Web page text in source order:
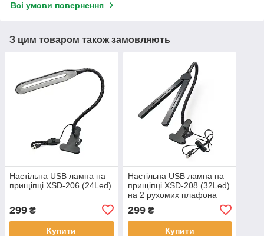
Всі умови повернення
З цим товаром також замовляють
Настільна USB лампа на
прищіпці XSD-206 (24Led)
299 ₴
Купити
Настільна USB лампа на
прищіпці XSD-208 (32Led)
на 2 рухомих плафона
299₴
Купити